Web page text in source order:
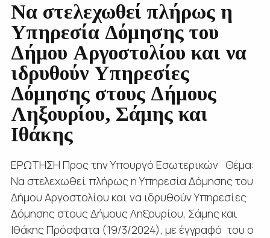
Να στελεχωθεί πλήρως η
Υπηρεσία Δόμησης του
Δήμου Αργοστολίου και να
ιδρυθούν Υπηρεσίες
Δόμησης στους Δήμους
Ληξουρίου, Σάμης και
Ιθάκης
ΕΡΩΤΗΣΗ Προς την Υπουργό Εσωτερικών Θέμα:
Να στελεχωθεί πλήρως η Υπηρεσία Δόμησης του
Δήμου Αργοστολίου και να ιδρυθούν Υπηρεσίες
Δόμησης στους Δήμους Ληξουρίου, Σάμης και
Ιθάκης Πρόσφατα (19/3/2024), με έγγραφό του ο